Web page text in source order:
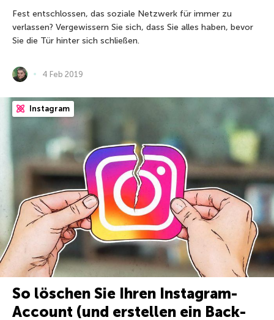
Fest entschlossen, das soziale Netzwerk für immer zu
verlassen? Vergewissern Sie sich, dass Sie alles haben, bevor
Sie die Tür hinter sich schließen.
4 Feb 2019
Instagram
So löschen Sie Ihren Instagram-
Account (und erstellen ein Back-